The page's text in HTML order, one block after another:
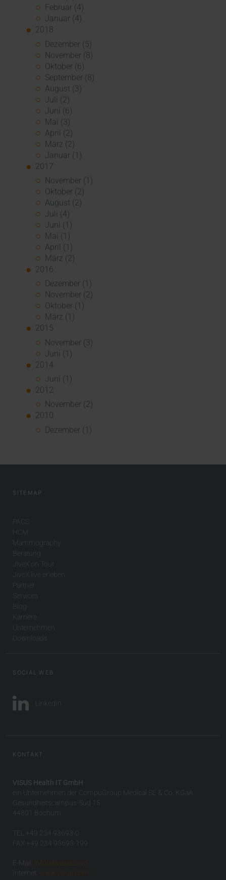
Februar (4)
Januar (4)
2018
Dezember (5)
November (8)
Oktober (6)
September (8)
August (3)
Juli (2)
Juni (6)
Mai (3)
April (2)
März (2)
Januar (1)
2017
November (1)
Oktober (2)
August (2)
Juli (4)
Juni (1)
Mai (1)
April (1)
März (2)
2016
Dezember (1)
November (2)
Oktober (1)
März (1)
2015
November (3)
Juni (1)
2014
Juni (1)
2012
November (2)
2010
Dezember (1)
SITEMAP
PACS
HCM
Mammography
Beratung
JiveX on Tour
JiveX live erleben
Partner
Services
Blog
Karriere
Unternehmen
Downloads
SOCIAL WEB
LinkedIn
KONTAKT
VISUS Health IT GmbH
ein Unternehmen der CompuGroup Medical SE & Co. KGaA
Gesundheitscampus-Süd 15
44801 Bochum
TEL +49 234 93693-0
FAX +49 234 93693-199
E-Mail:
info(at)visus.com
Internet:
www.visus.com